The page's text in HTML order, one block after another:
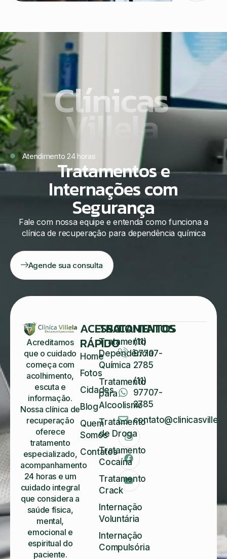
Clínicas
Villela
Atendimento 24 horas
Tratamentos e
Internações com
Segurança
Fale com nossa equipe e entenda como funciona a
clínica de recuperação para dependência química
Agende sua consulta
Acreditamos
que o cuidado
começa com
acolhimento,
escuta e
informação.
Nossa clínica de
recuperação
oferece
tratamento
especializado,
acompanhamento
24 horas e um
cuidado integral
que considera a
saúde física,
mental,
emocional e
espiritual do
paciente.
ACESSO
RÁPIDO
Home
Fotos
Cidades
Blog
Quem
Somos
Contatos
TRATAMENTOS
Tratamento
Dependência
Química
Tratamento
para
Alcoolismo
Tratamento
de Droga
Tratamento
Cocaína
Tratamento
Crack
Internação
Voluntária
Internação
Compulsória
CONTATOS
(11)
97707-
2785
(11)
97707-
2785